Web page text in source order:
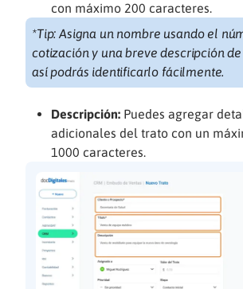
con máximo 200 caracteres.
*Tip: Asigna un nombre usando el
cotización y una breve descripción
así podrás identificarlo fácilmente.
Descripción: Puedes agregar
adicionales del trato con un
1000 caracteres.